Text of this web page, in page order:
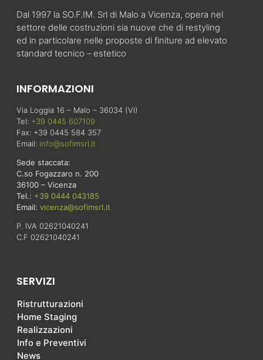
Dal 1997 la SO.F.IM. Srl di Malo a Vicenza, opera nel
settore delle costruzioni sia nuove che di restyling
ed in particolare nelle proposte di finiture ad elevato
standard tecnico – estetico
INFORMAZIONI
Via Loggia 16 – Malo – 36034 (VI)
Tel: +39 0445 607109
Fax: +39 0445 584 357
Email: info@sofimsrl.it
Sede staccata:
C.so Fogazzaro n. 200
36100 – Vicenza
Tel.: +39 0444 043185
Email:vicenza@sofimsrl.it
P. IVA 02621040241
C.F 02621040241
SERVIZI
Ristrutturazioni
Home Staging
Realizzazioni
Info e Preventivi
News